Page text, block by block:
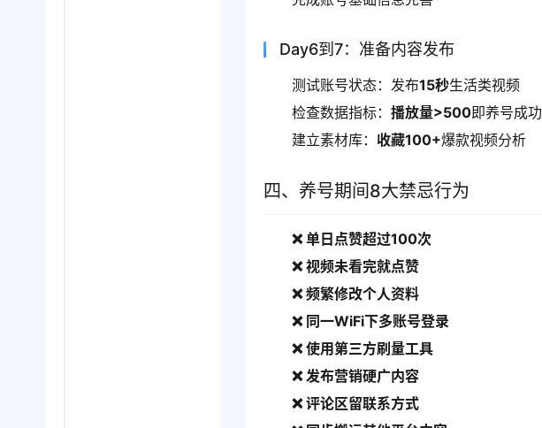
Day6到7：准备内容发布
测试账号状态：发布15秒生活类视频
检查数据指标：播放量>500即养号成功
建立素材库： 收藏100+爆款视频分析
四、养号期间8大禁忌行为
❌ 单日点赞超过100次
❌ 视频未看完就点赞
❌ 频繁修改个人资料
❌ 同一WiFi下多账号登录
❌ 使用第三方刷量工具
❌ 发布营销硬广内容
❌ 评论区留联系方式